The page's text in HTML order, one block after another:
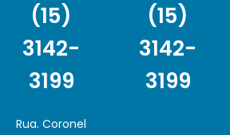
(15)
3142-
3199
Rua. Coronel
(15)
3142-
3199